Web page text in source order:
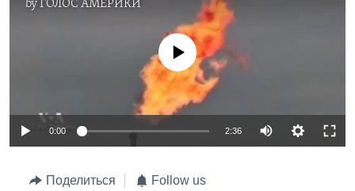
byГОЛОС АМЕРИКИ
No media source currently available
0:00 2:36
Поделиться Follow us